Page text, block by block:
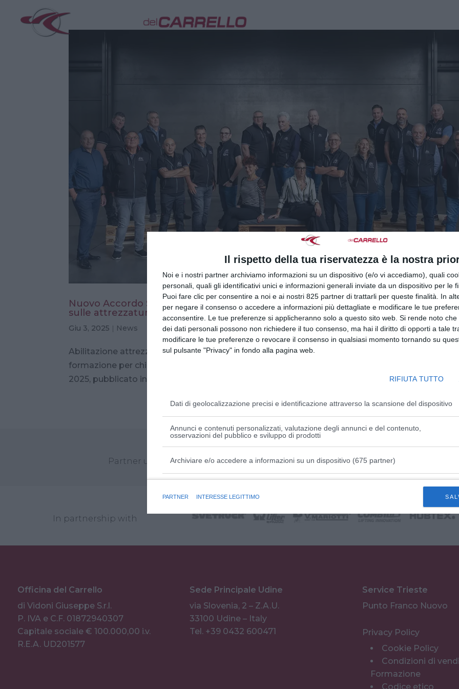
Il rispetto della tua riservatezza è la nostra
Noi e i nostri partner archiviamo informazioni su un dispositivo (e/o vi accediamo), quali
personali, quali gli identificativi unici e informazioni generali inviate da un dispositivo per le
Puoi fare clic per consentire a noi e ai nostri 825 partner di trattarli per queste finalità. In
per negare il consenso o accedere a informazioni più dettagliate e modificare le tue
acconsentire. Le tue preferenze si applicheranno solo a questo sito web. Si rende noto
dei dati personali possono non richiedere il tuo consenso, ma hai il diritto di opporti a tale
modificare le tue preferenze o revocare il consenso in qualsiasi momento tornando su
sul pulsante "Privacy" in fondo alla pagina web.
RIFIUTA TUTTO
Dati di geolocalizzazione precisi e identificazione attraverso la scansione del dispositivo
Annunci e contenuti personalizzati, valutazione degli annunci e del contenuto,
osservazioni del pubblico e sviluppo di prodotti
Archiviare e/o accedere a informazioni su un dispositivo (675 partner)
PARTNER INTERESSE LEGITTIMO
Nuovo Accordo Stato-Regioni 2025: aggiornamenti obbligatori per la formazione
sulle attrezzature da lavoro
Giu 3, 2025 | News
Abilitazione attrezzature da lavoro: i nuovi obblighi previsti dall’Accordo 2025 È ufficiale:
formazione per chi utilizza attrezzature da lavoro Il nuovo Accordo Stato-Regioni del 17 aprile
2025, pubblicato in Gazzetta Ufficiale il 24 maggio, ridefinisce...
Partner unici Linde MHI per il FVG
In partnership with
Officina del Carrello
di Vidoni Giuseppe S.r.l.
P. IVA e C.F. 01872940307
Capitale sociale € 100.000,00 i.v.
R.E.A. UD201577
Sede Principale Udine
via Slovenia, 2 – Z.A.U.
33100 Udine – Italy
Tel. +39 0432 600471
Service Trieste
Punto Franco Nuovo
Privacy Policy
Cookie Policy
Condizioni di
Formazione
Codice etico